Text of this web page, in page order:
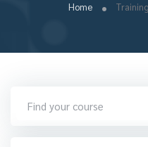
Home Training